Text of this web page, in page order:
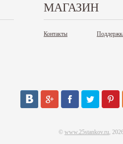
МАГАЗИН
Контакты
© www.25stankov.ru,